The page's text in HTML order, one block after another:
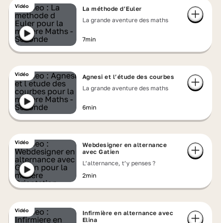
Vidéo
La méthode d’Euler
La grande aventure des maths
7min
Vidéo
Agnesi et l’étude des courbes
La grande aventure des maths
6min
Vidéo
Webdesigner en alternance
avec Gatien
L’alternance, t’y penses ?
2min
Vidéo
Infirmière en alternance avec
Elina